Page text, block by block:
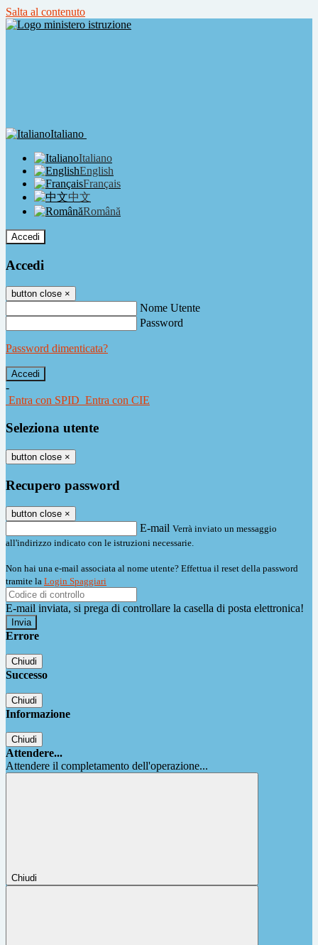
Salta al contenuto
Italiano
Italiano
English
Français
中文
Română
Accedi
Accedi
button close ×
Nome Utente
Password
Password dimenticata?
-
Entra con SPID Entra con CIE
Seleziona utente
button close ×
Recupero password
button close ×
E-mail Verrà inviato un messaggio
all'indirizzo indicato con le istruzioni necessarie.
Non hai una e-mail associata al nome utente? Effettua il reset della password
tramite la Login Spaggiari
E-mail inviata, si prega di controllare la casella di posta elettronica!
Errore
Chiudi
Successo
Chiudi
Informazione
Chiudi
Attendere...
Attendere il completamento dell'operazione...
Chiudi